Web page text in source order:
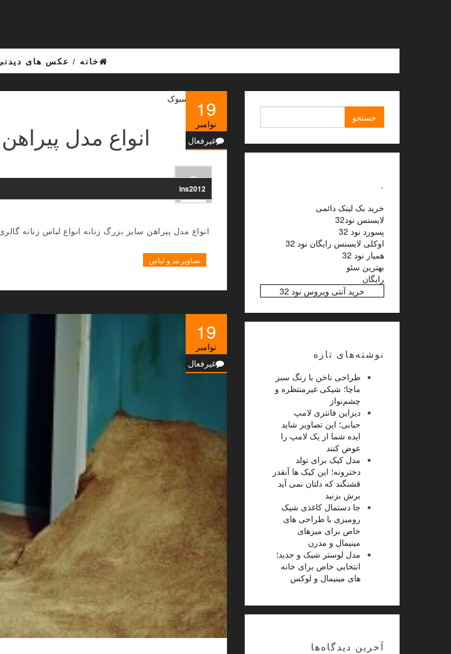
خانه / عکس های
19
نوامبر
غیرفعال
انواع مدل
ins2012
انواع مدل پیراهن سایز بزرگ زنانه انواع لباس زنانه
تصاویر مد و لباس
19
نوامبر
غیرفعال
برای:
.
خرید بک لینک دائمی
لایسنس نود32
پسورد نود 32
اوکلی لایسنس رایگان نود 32
همیار نود 32
بهترین سئو
رایگان
خرید آنتی ویروس نود 32
نوشته‌های تازه
طراحی ناخن با رنگ سبز
ماچا؛ شیکی غیرمنتظره و
چشم‌نواز
دیزاین فانتزی لامپ
حبابی؛ این تصاویر شاید
ایده شما از یک لامپ را
عوض کنند
مدل کیک برای تولد
دخترونه؛ این کیک ها آنقدر
قشنگند که دلتان نمی آید
برش بزنید
جا دستمال کاغذی شیک
رومیزی با طراحی های
خاص برای میزهای
مینیمال و مدرن
مدل لوستر شیک و جدید؛
انتخابی خاص برای خانه
های مینیمال و لوکس
آخرین دیدگاه‌ها